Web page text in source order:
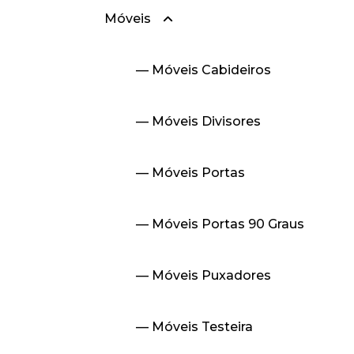
— Linha 30
Móveis
— Móveis Cabideiros
— Móveis Divisores
— Móveis Portas
— Móveis Portas 90 Graus
— Móveis Puxadores
— Móveis Testeira